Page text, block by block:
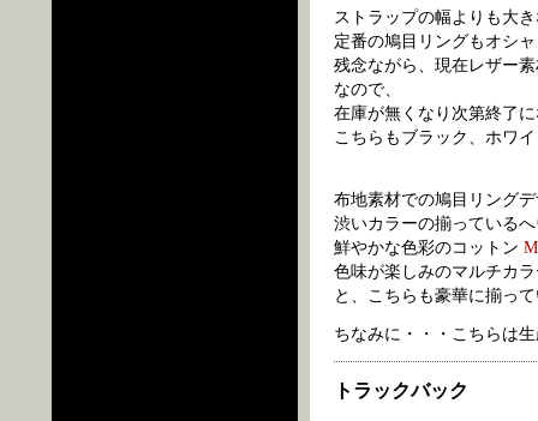
ストラップの幅よりも大
定番の鳩目リングもオシ
残念ながら、現在レザー
なので、
在庫が無くなり次第終了
こちらもブラック、ホワ
布地素材での鳩目リング
渋いカラーの揃っている
鮮やかな色彩のコットン
色味が楽しみのマルチカ
と、こちらも豪華に揃っ
ちなみに・・・こちらは
トラックバック